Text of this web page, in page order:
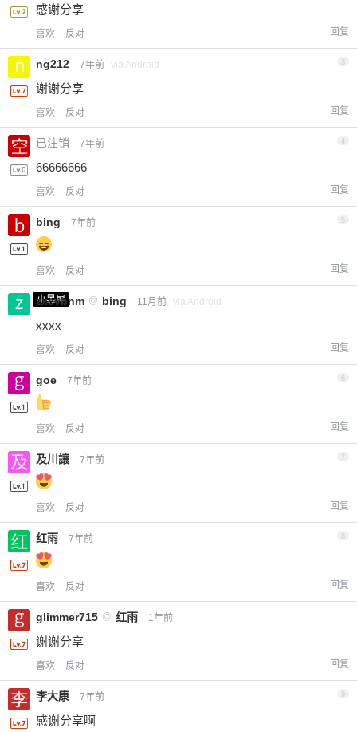
感谢分享
喜欢 反对 回复
ng212 7年前 via Android 3
谢谢分享
喜欢 反对 回复
已注销 7年前 4
66666666
喜欢 反对 回复
bing 7年前 5
喜欢 反对 回复
小黑屋
zxcvbnm @ bing 11月前 via Android
xxxx
喜欢 反对 回复
goe 7年前
喜欢 反对 回复
及川讓 7年前 7
喜欢 反对 回复
红雨 7年前
喜欢 反对 回复
glimmer715 @ 红雨 1年前
谢谢分享
喜欢 反对 回复
李大康 7年前 9
感谢分享啊